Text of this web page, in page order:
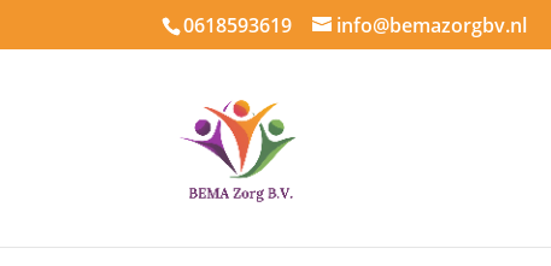
0618593619 info@bemazorgbv.nl